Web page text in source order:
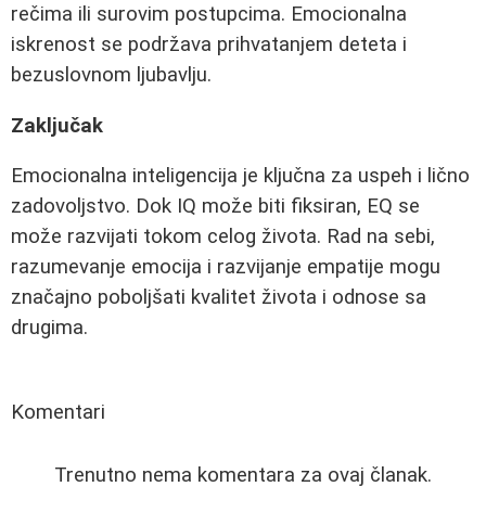
rečima ili surovim postupcima. Emocionalna
iskrenost se podržava prihvatanjem deteta i
bezuslovnom ljubavlju.
Zaključak
Emocionalna inteligencija je ključna za uspeh i lično
zadovoljstvo. Dok IQ može biti fiksiran, EQ se
može razvijati tokom celog života. Rad na sebi,
razumevanje emocija i razvijanje empatije mogu
značajno poboljšati kvalitet života i odnose sa
drugima.
Komentari
Trenutno nema komentara za ovaj članak.